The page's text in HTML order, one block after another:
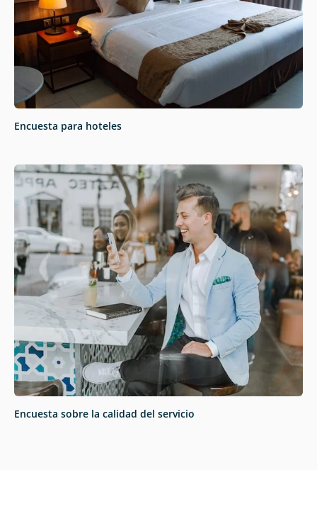
Encuesta para hoteles
Encuesta sobre la calidad del servicio